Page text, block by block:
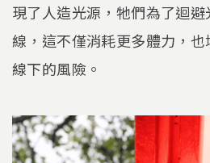
現了人造光源，牠們為了迴
線，這不僅消耗更多體力，
線下的風險。